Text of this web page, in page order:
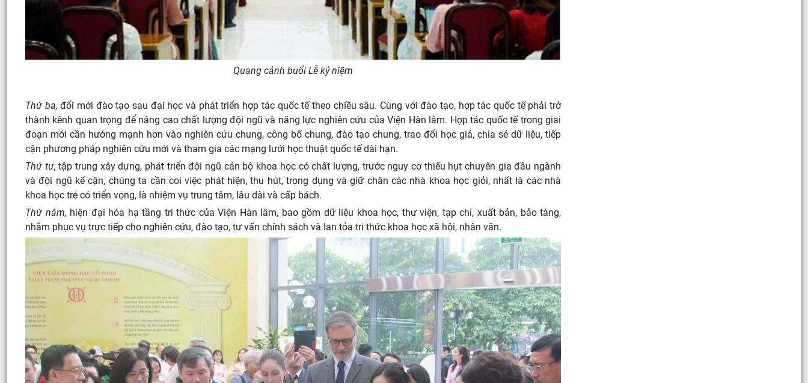
Quang cảnh buổi Lễ kỷ niệm
Thứ ba, đổi mới đào tạo sau đại học và phát triển hợp tác quốc tế theo chiều sâu. Cùng với đào tạo, hợp tác quốc tế phải trở
thành kênh quan trọng để nâng cao chất lượng đội ngũ và năng lực nghiên cứu của Viện Hàn lâm. Hợp tác quốc tế trong giai
đoạn mới cần hướng mạnh hơn vào nghiên cứu chung, công bố chung, đào tạo chung, trao đổi học giả, chia sẻ dữ liệu, tiếp
cận phương pháp nghiên cứu mới và tham gia các mạng lưới học thuật quốc tế dài hạn.
Thứ tư, tập trung xây dựng, phát triển đội ngũ cán bộ khoa học có chất lượng, trước nguy cơ thiếu hụt chuyên gia đầu ngành
và đội ngũ kế cận, chúng ta cần coi việc phát hiện, thu hút, trọng dụng và giữ chân các nhà khoa học giỏi, nhất là các nhà
khoa học trẻ có triển vọng, là nhiệm vụ trung tâm, lâu dài và cấp bách.
Thứ năm, hiện đại hóa hạ tầng tri thức của Viện Hàn lâm, bao gồm dữ liệu khoa học, thư viện, tạp chí, xuất bản, bảo tàng,
nhằm phục vụ trực tiếp cho nghiên cứu, đào tạo, tư vấn chính sách và lan tỏa tri thức khoa học xã hội, nhân văn.